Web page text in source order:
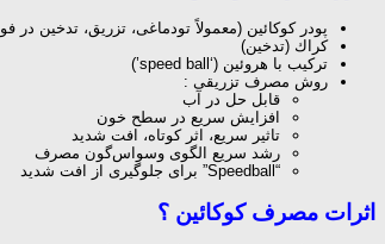
پودر كوكائین (معمولاً تودماغی، تزریق، تدخین در
كراك (تدخین)
تركیب با هروئین (‘speed ball’)
روش مصرف تزریقی :
قابل حل در آب
افزایش سریع در سطح خون
تاثیر سریع، اثر كوتاه، افت شدید
رشد سریع الگوی وسواس‌گون مصرف
“Speedball” برای جلوگیری از افت شدید
اثرات مصرف كوكائین ؟